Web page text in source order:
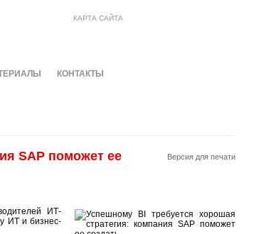
КАРТА САЙТА
КОНТАКТЫ
Версия для печати
SAP поможет ее
ИТ-
ИТ и бизнес-